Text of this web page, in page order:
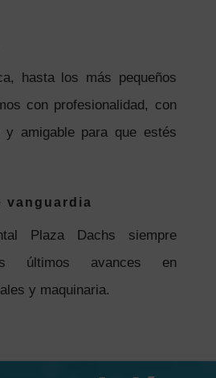
hasta los más pequeños
con profesionalidad, con
y amigable para que estés
vanguardia
Plaza Dachs siempre
últimos avances en
y maquinaria.